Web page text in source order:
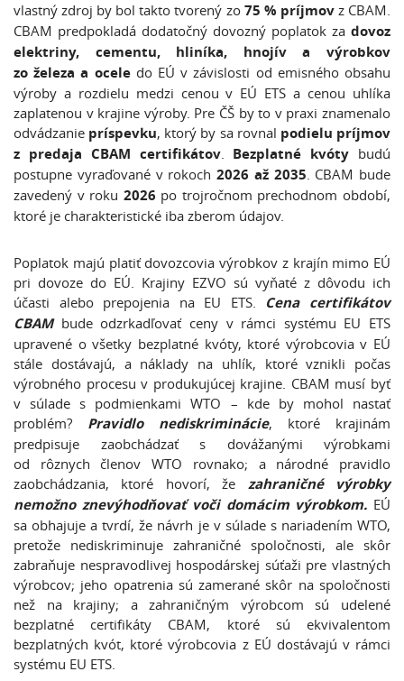
vlastný zdroj by bol takto tvorený zo 75 % príjmovz CBAM.
CBAM predpokladá dodatočný dovozný poplatok za dovoz
elektriny, cementu, hliníka, hnojív a výrobkov
zo železa a oceledo EÚ v závislosti od emisného obsahu
výroby a rozdielu medzi cenou v EÚ ETS a cenou uhlíka
zaplatenou v krajine výroby. Pre ČŠ by to v praxi znamenalo
odvádzanie príspevku, ktorý by sa rovnal podielu príjmov
z predaja CBAM certifikátov. Bezplatné kvóty budú
postupne vyraďované v rokoch 2026 až 2035. CBAM bude
zavedený v roku 2026 po trojročnom prechodnom období,
ktoré je charakteristické iba zberom údajov.
Poplatok majú platiť dovozcovia výrobkov z krajín mimo EÚ
pri dovoze do EÚ. Krajiny EZVO sú vyňaté z dôvodu ich
účasti alebo prepojenia na EU ETS. Cena certifikátov
CBAMbude odzrkadľovať ceny v rámci systému EU ETS
upravené o všetky bezplatné kvóty, ktoré výrobcovia v EÚ
stále dostávajú, a náklady na uhlík, ktoré vznikli počas
výrobného procesu v produkujúcej krajine. CBAM musí byť
v súlade s podmienkami WTO – kde by mohol nastať
problém? Pravidlo nediskriminácie, ktoré krajinám
predpisuje zaobchádzať s dovážanými výrobkami
od rôznych členov WTO rovnako; a národné pravidlo
zaobchádzania, ktoré hovorí, že zahraničné výrobky
nemožno znevýhodňovať voči domácim výrobkom. EÚ
sa obhajuje a tvrdí, že návrh je v súlade s nariadením WTO,
pretože nediskriminuje zahraničné spoločnosti, ale skôr
zabraňuje nespravodlivej hospodárskej súťaži pre vlastných
výrobcov; jeho opatrenia sú zamerané skôr na spoločnosti
než na krajiny; a zahraničným výrobcom sú udelené
bezplatné certifikáty CBAM, ktoré sú ekvivalentom
bezplatných kvót, ktoré výrobcovia z EÚ dostávajú v rámci
systému EU ETS.